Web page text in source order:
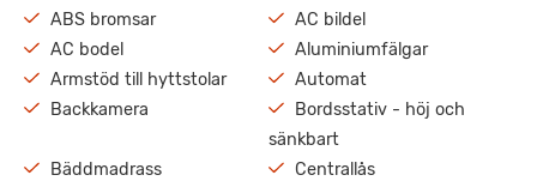
ABS bromsar
AC bildel
AC bodel
Aluminiumfälgar
Armstöd till hyttstolar
Automat
Backkamera
Bordsstativ - höj och
sänkbart
Bäddmadrass
Centrallås